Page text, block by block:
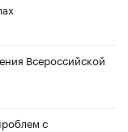
Всероссийской
с